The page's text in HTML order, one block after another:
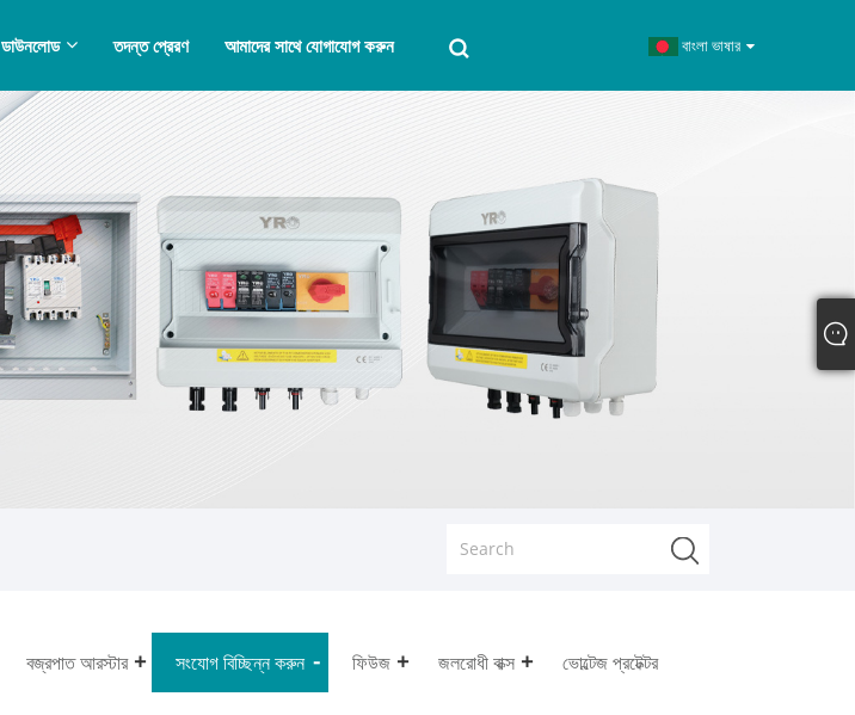
ডাউনলোড তদন্ত প্রেরণ আমাদের সাথে যোগাযোগ করুন বাংলা ভাষার
বজ্রপাত আরস্টার সংযোগ বিচ্ছিন্ন করুন ফিউজ জলরোধী বাক্স ভোল্টেজ প্রটেক্টর